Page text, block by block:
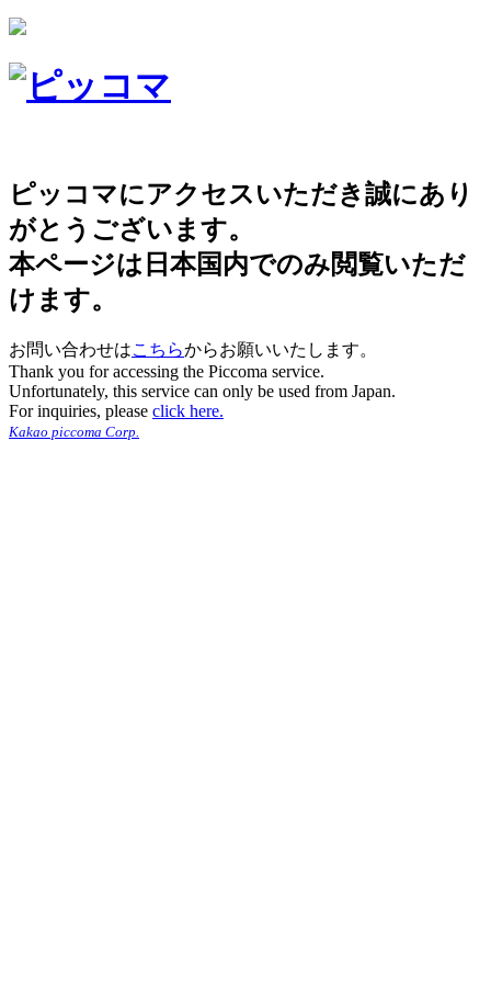
ピッコマにアクセスいただき誠にあり
がとうございます。
本ページは日本国内でのみ閲覧いただ
けます。
お問い合わせはこちらからお願いいたします。
Thank you for accessing the Piccoma service.
Unfortunately, this service can only be used from Japan.
For inquiries, please click here.
Kakao piccoma Corp.